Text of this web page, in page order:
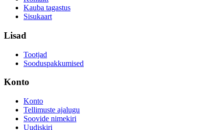
Kauba tagastus
Sisukaart
Lisad
Tootjad
Sooduspakkumised
Konto
Konto
Tellimuste ajalugu
Soovide nimekiri
Uudiskiri